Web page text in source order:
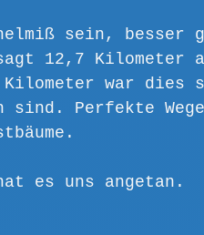
sein, besser
12,7 Kilometer
Kilometer war
sind. Perfekte
es uns angetan.